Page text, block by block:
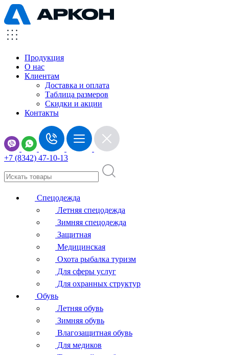
Продукция
О нас
Клиентам
Доставка и оплата
Таблица размеров
Скидки и акции
Контакты
+7 (8342) 47-10-13
Спецодежда
Летняя спецодежда
Зимняя спецодежда
Защитная
Медицинская
Охота рыбалка туризм
Для сферы услуг
Для охранных структур
Обувь
Летняя обувь
Зимняя обувь
Влагозащитная обувь
Для медиков